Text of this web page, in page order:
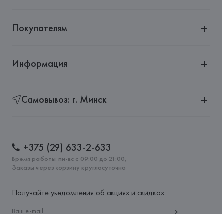
Покупателям
Информация
Самовывоз: г. Минск
+375 (29) 633-2-633
Время работы: пн-вс с 09:00 до 21:00,
Заказы через корзину круглосуточно
Получайте уведомления об акциях и скидках: